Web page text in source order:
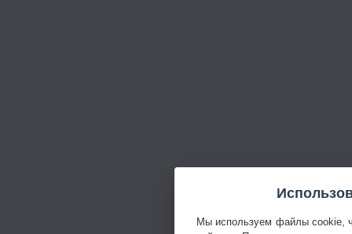
Мы используем файлы cookie,